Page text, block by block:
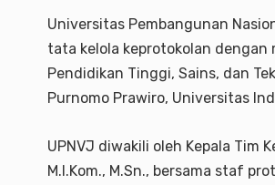
Universitas Pembangunan
tata kelola keprotokolan dengan
Pendidikan Tinggi, Sains, dan
Purnomo Prawiro, Universitas
UPNVJ diwakili oleh Kepala Tim
M.I.Kom., M.Sn., bersama staf